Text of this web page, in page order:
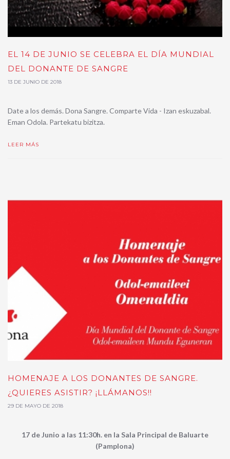
EL 14 DE JUNIO SE CELEBRA EL DÍA MUNDIAL
DEL DONANTE DE SANGRE
13 DE JUNIO DE 2018
Date a los demás. Dona Sangre. Comparte Vida - Izan eskuzabal.
Eman Odola. Partekatu bizitza.
LEER MÁS
HOMENAJE A LOS DONANTES DE SANGRE.
¿QUIERES ASISTIR? ¡LLÁMANOS!!
29 DE MAYO DE 2018
17 de Junio a las 11:30h. en la Sala Principal de Baluarte
(Pamplona)